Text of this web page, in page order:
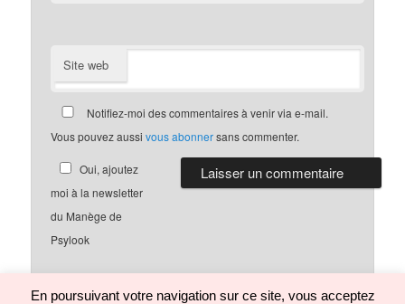
Site web
Notifiez-moi des commentaires à venir via e-mail.
Vous pouvez aussivous abonnersans commenter.
Oui, ajoutez
moi à la newsletter
du Manège de
Psylook
En poursuivant votre navigation sur ce site, vous acceptez